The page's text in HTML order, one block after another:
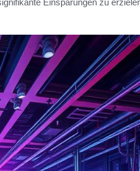
Einsparungen zu